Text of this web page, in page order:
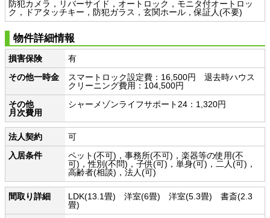
防犯カメラ，リバーサイド，オートロック，モニタ付オートロッ
ク，ドアタッチキー，防犯ガラス，玄関ホール，保証人(不要)
物件詳細情報
損害保険
有
その他一時金
スマートロック設定費：16,500円 退去時ハウス
クリーニング費用：104,500円
その他
月次費用
シャーメゾンライフサポート24：1,320円
法人契約
可
入居条件
ペット(不可)，事務所(不可)，楽器等の使用(不
可)，性別(不問)，子供(可)，単身(可)，二人(可)，
高齢者(相談)，法人(可)
間取り詳細
LDK(13.1畳) 洋室(6畳) 洋室(5.3畳) 書斎(2.3
畳)